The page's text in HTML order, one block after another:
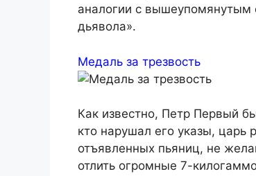
аналогии с вышеупомянутым
дьявола».
Медаль за трезвость
Как известно, Петр Первый
кто нарушал его указы, царь
отъявленных пьяниц, не
отлить огромные 7-